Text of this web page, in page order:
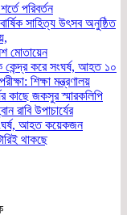
পরিবর্তন
সাহিত্য উৎসব অনুষ্ঠিত
মোতায়েন
কেন্দ্র করে সংঘর্ষ, আহত ১০
শিক্ষা মন্ত্রণালয়
কাছে জকসুর স্মারকলিপি
রাবি উপাচার্যের
আহত কয়েকজন
থাকছে